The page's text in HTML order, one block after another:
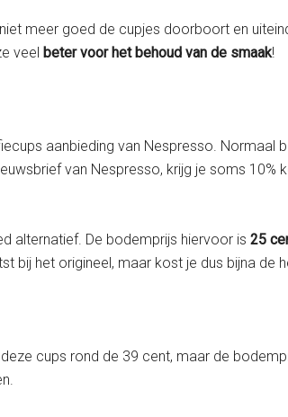
meer goed de cupjes doorboort en
veel beter voor het behoud van de smaak!
aanbieding van Nespresso. Normaal
van Nespresso, krijg je soms 10%
alternatief. De bodemprijs hiervoor is 25
bij het origineel, maar kost je dus bijna de
cups rond de 39 cent, maar de